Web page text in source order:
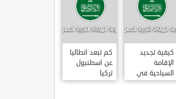
كيفية تجديد
الإقامة
السياحية في
تركيا وما
كم تبعد انطاليا
عن اسطنبول
تركيا